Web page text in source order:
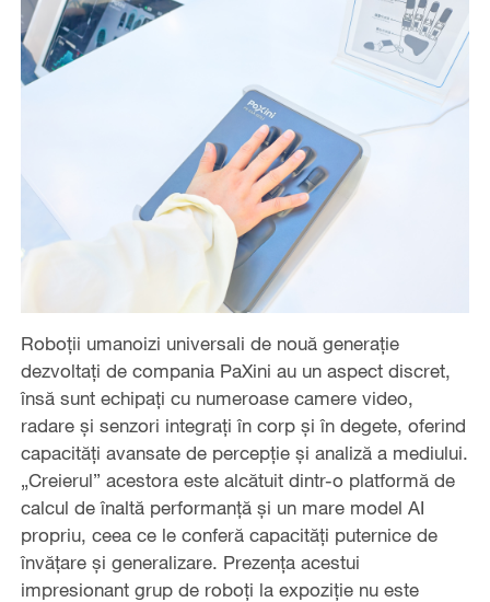
Roboții umanoizi universali de nouă generație
dezvoltați de compania PaXini au un aspect discret,
însă sunt echipați cu numeroase camere video,
radare și senzori integrați în corp și în degete, oferind
capacități avansate de percepție și analiză a mediului.
„Creierul” acestora este alcătuit dintr-o platformă de
calcul de înaltă performanță și un mare model AI
propriu, ceea ce le conferă capacități puternice de
învățare și generalizare. Prezența acestui
impresionant grup de roboți la expoziție nu este